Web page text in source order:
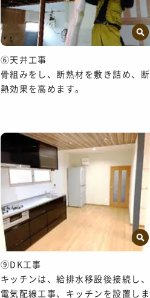
⑥天井工事
骨組みをし、断熱材を敷き詰め、断
熱効果を高めます。
⑨DK工事
キッチンは、給排水移設後接続し、
電気配線工事、キッチンを設置しま